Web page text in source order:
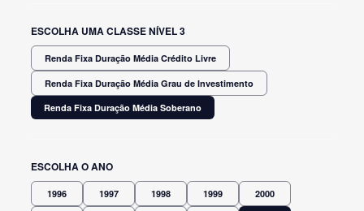
ESCOLHA UMA CLASSE NÍVEL 3
Renda Fixa Duração Média Crédito Livre
Renda Fixa Duração Média Grau de Investimento
Renda Fixa Duração Média Soberano
ESCOLHA O ANO
1996 1997 1998 1999 2000